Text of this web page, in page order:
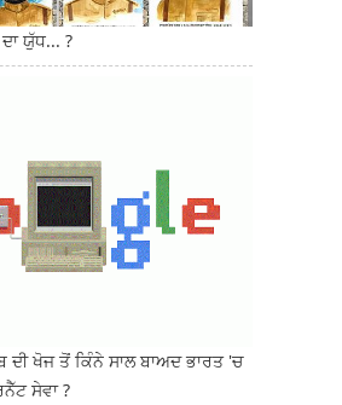
ਯੁੱਧ... ?
ਖੋਜ ਤੋਂ ਕਿੰਨੇ ਸਾਲ ਬਾਅਦ ਭਾਰਤ 'ਚ
ਸੇਵਾ ?